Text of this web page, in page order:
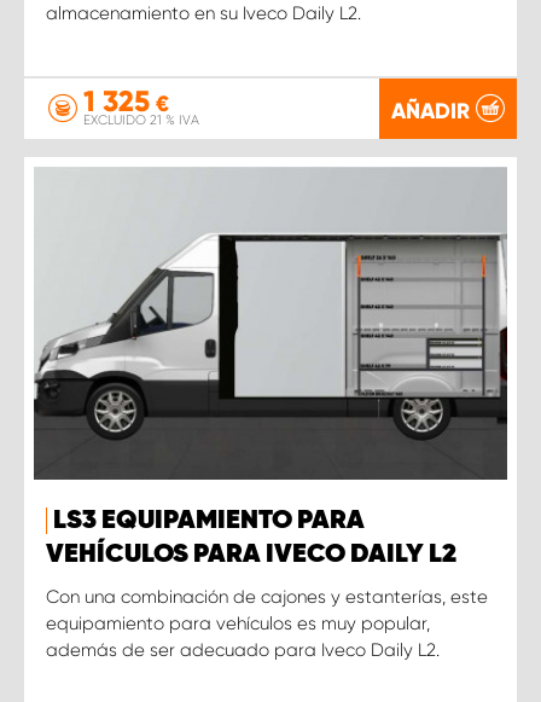
almacenamiento en su Iveco Daily L2.
1 325 €
EXCLUIDO 21 % IVA AÑADIR
LS3 EQUIPAMIENTO PARA
VEHÍCULOS PARA IVECO DAILY L2
Con una combinación de cajones y estanterías, este
equipamiento para vehículos es muy popular,
además de ser adecuado para Iveco Daily L2.